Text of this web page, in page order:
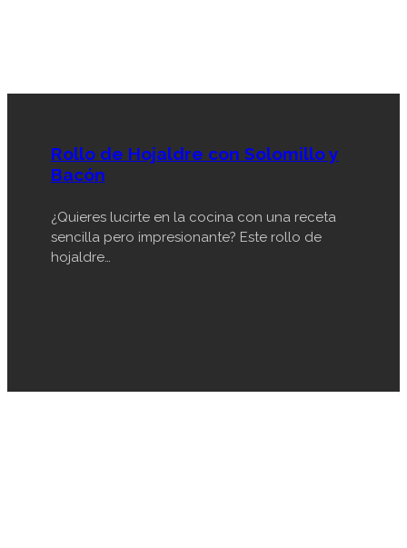
Rollo de Hojaldre con Solomillo y
Bacón
¿Quieres lucirte en la cocina con una receta
sencilla pero impresionante? Este rollo de
hojaldre…